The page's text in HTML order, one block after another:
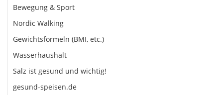
Bewegung & Sport
Nordic Walking
Gewichtsformeln (BMI, etc.)
Wasserhaushalt
Salz ist gesund und wichtig!
gesund-speisen.de